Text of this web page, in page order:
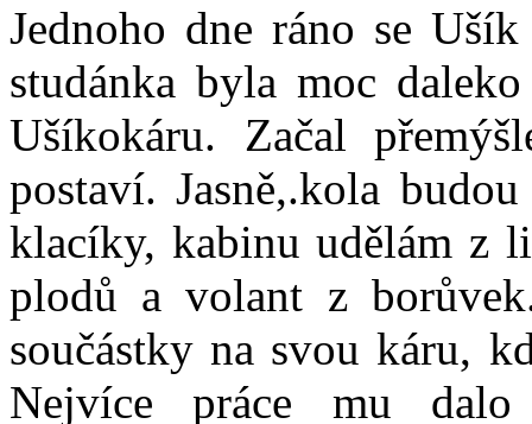
Jednoho dne ráno se
studánka byla moc
Ušíkokáru. Začal
postaví. Jasně,.kola
klacíky, kabinu udělám z
plodů a volant z
součástky na svou káru,
Nejvíce práce mu